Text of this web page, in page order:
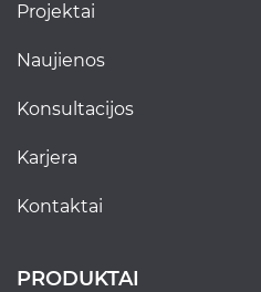
projektai
naujienos
konsultacijos
karjera
kontaktai
PRODUKTAI